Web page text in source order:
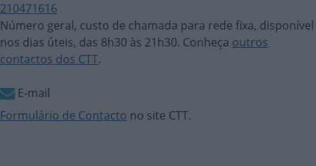
210471616
Número geral, custo de chamada para rede fixa, disponível
nos dias úteis, das 8h30 às 21h30. Conheça outros
contactos dos CTT.
E-mail
Formulário de Contacto no site CTT.